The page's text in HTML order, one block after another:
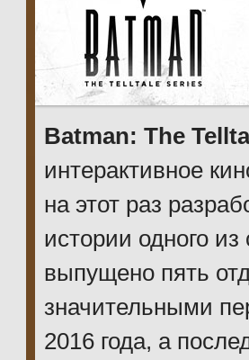
Batman: The
интерактивное
на этот раз
истории одного
выпущено пять
значительными
2016 года, а